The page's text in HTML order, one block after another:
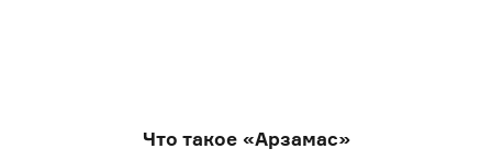
Что такое «Арзамас»